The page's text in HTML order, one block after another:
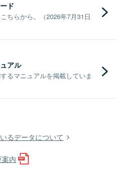
ド
ちらから。（2026年7月31日
アル
るマニュアルを掲載していま
るデータについて
内